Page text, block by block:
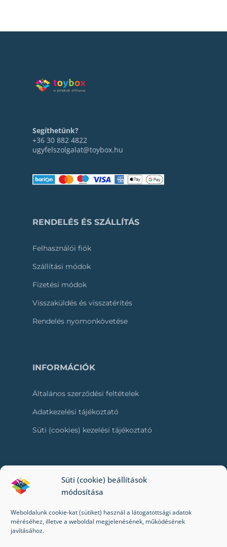
Süti (cookie) beállítások
módosítása
Weboldalunk cookie-kat (sütiket) használ a látogatottsági adatok
méréséhez, illetve a weboldal megjelenésének, működésének
javításához.
Segíthetünk?
+36 30 882 4822
ugyfelszolgalat@toybox.hu
RENDELÉS ÉS SZÁLLÍTÁS
Felhasználói fiók
Szállítási módok
Fizetési módok
Visszaküldés és visszatérítés
Rendelés nyomonkövetése
INFORMÁCIÓK
Általános szerződési feltételek
Adatkezelési tájékoztató
Süti (cookies) kezelési tájékoztató
RÓLUNK
Kik vagyunk mi?